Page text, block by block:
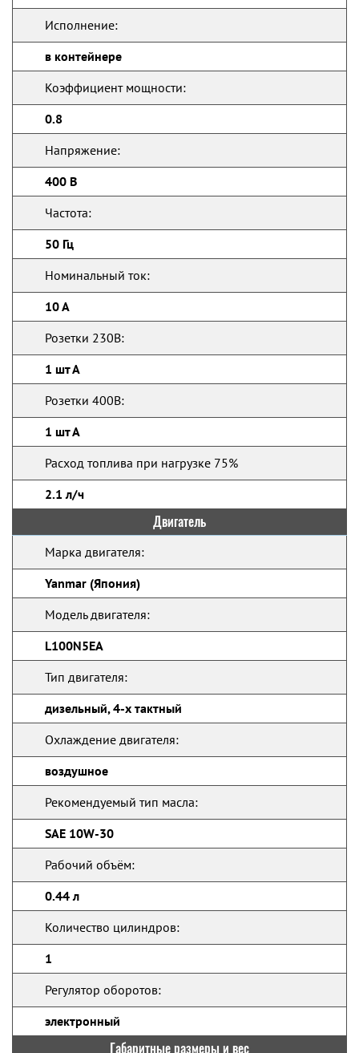
Исполнение:
в контейнере
Коэффициент мощности:
0.8
Напряжение:
400 В
Частота:
50 Гц
Номинальный ток:
10 А
Розетки 230В:
1 шт А
Розетки 400В:
1 шт А
Расход топлива при нагрузке 75%
2.1 л/ч
Двигатель
Марка двигателя:
Yanmar (Япония)
Модель двигателя:
L100N5EA
Тип двигателя:
дизельный, 4-х тактный
Охлаждение двигателя:
воздушное
Рекомендуемый тип масла:
SAE 10W-30
Рабочий объём:
0.44 л
Количество цилиндров:
1
Регулятор оборотов:
электронный
Габаритные размеры и вес